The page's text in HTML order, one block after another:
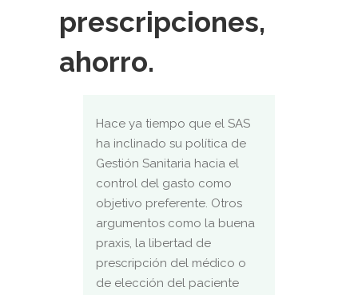
prescripciones,
ahorro.
Hace ya tiempo que el SAS
ha inclinado su política de
Gestión Sanitaria hacia el
control del gasto como
objetivo preferente. Otros
argumentos como la buena
praxis, la libertad de
prescripción del médico o
de elección del paciente